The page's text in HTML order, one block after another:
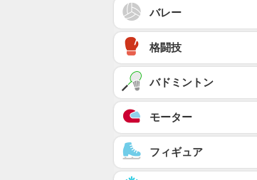
バレー
格闘技
バドミントン
モーター
フィギュア